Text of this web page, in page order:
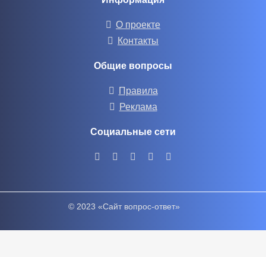
О проекте
Контакты
Общие вопросы
Правила
Реклама
Социальные сети
© 2023 «Сайт вопрос-ответ»